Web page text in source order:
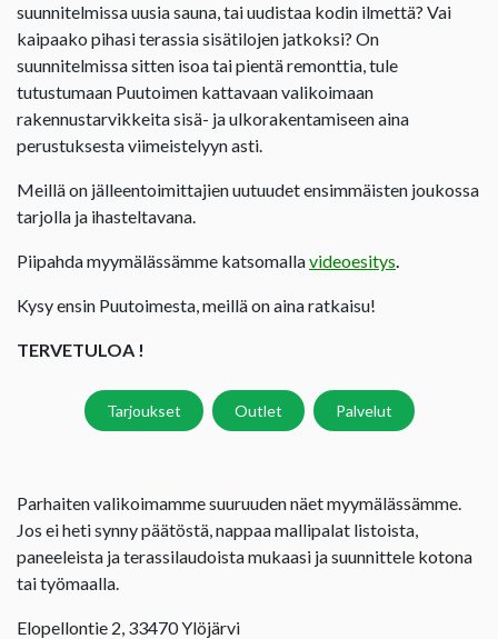
suunnitelmissa uusia sauna, tai uudistaa kodin ilmettä? Vai
kaipaako pihasi terassia sisätilojen jatkoksi? On
suunnitelmissa sitten isoa tai pientä remonttia, tule
tutustumaan Puutoimen kattavaan valikoimaan
rakennustarvikkeita sisä- ja ulkorakentamiseen aina
perustuksesta viimeistelyyn asti.
Meillä on jälleentoimittajien uutuudet ensimmäisten joukossa
tarjolla ja ihasteltavana.
Piipahda myymälässämme katsomallavideoesitys.
Kysy ensin Puutoimesta, meillä on aina ratkaisu!
TERVETULOA !
Tarjoukset Outlet Palvelut
Parhaiten valikoimamme suuruuden näet myymälässämme.
Jos ei heti synny päätöstä, nappaa mallipalat listoista,
paneeleista ja terassilaudoista mukaasi ja suunnittele kotona
tai työmaalla.
Elopellontie 2, 33470 Ylöjärvi